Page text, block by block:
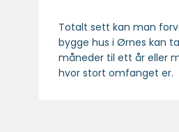
Totalt sett kan man
bygge hus i Ørnes kan
måneder til ett år eller
hvor stort omfanget er.